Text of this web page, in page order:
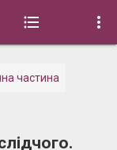
 
частина